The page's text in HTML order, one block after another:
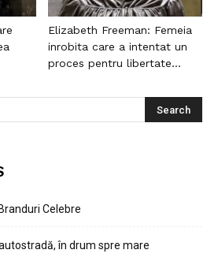
Elizabeth Freeman: Femeia
inrobita care a intentat un
proces pentru libertate...
Celebre
în drum spre mare